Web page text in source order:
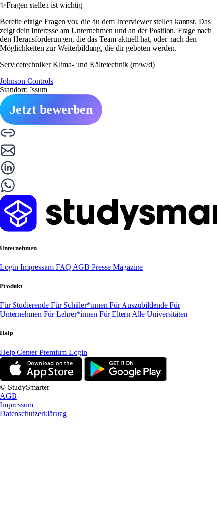
✨Fragen stellen ist wichtig
Bereite einige Fragen vor, die du dem Interviewer stellen kannst. Das
zeigt dein Interesse am Unternehmen und an der Position. Frage nach
den Herausforderungen, die das Team aktuell hat, oder nach den
Möglichkeiten zur Weiterbildung, die dir geboten werden.
Servicetechniker Klima- und Kältetechnik (m/w/d)
Johnson Controls
Standort: Issum
Jetzt bewerben
Unternehmen
Login Impressum FAQ AGB Presse Magazine
Produkt
Für Studierende Für Schüler*innen Für Auszubildende Für
Unternehmen Für Lehrer*innen Für Eltern Alle Universitäten
Help
Help CenterPremium Login
© StudySmarter
AGB
Impressum
Datenschutzerklärung